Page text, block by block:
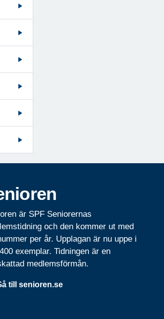
är SPF Seniorernas
och den kommer ut med
per år. Upplagan är nu uppe i
exemplar. Tidningen är en
medlemsförmån.
till senioren.se